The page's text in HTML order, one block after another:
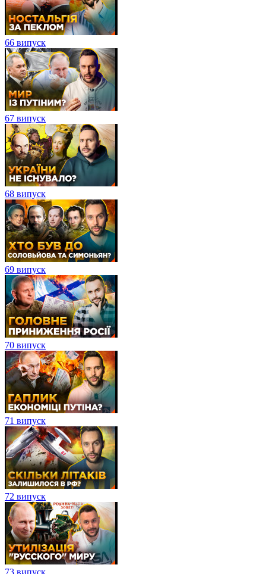
66 випуск
67 випуск
68 випуск
69 випуск
70 випуск
71 випуск
72 випуск
73 випуск